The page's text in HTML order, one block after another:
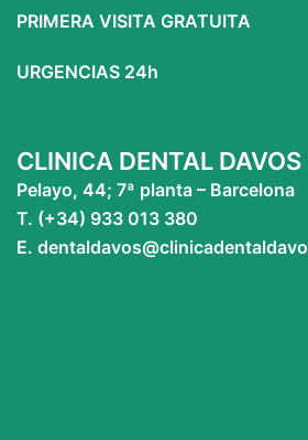
PRIMERA VISITA GRATUITA
URGENCIAS 24h
CLINICA DENTAL DAVOS
Pelayo, 44; 7ª planta – Barcelona
T. (+34) 933 013 380
E.